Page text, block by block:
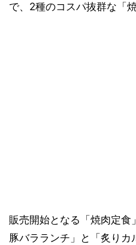
で、2種のコスパ抜群な「
販売開始となる「焼肉定食
豚バラランチ」と「炙りカ